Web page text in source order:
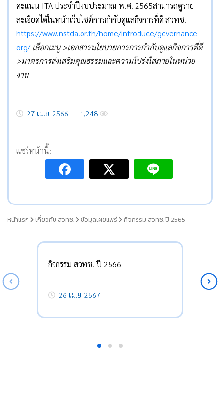
คะแนน ITA ประจำปีงบประมาณ พ.ศ. 2565สามารถดูราย
ละเอียดได้ในหน้าเว็บไซต์การกำกับดูแลกิจการที่ดี สวทช.
https://www.nstda.or.th/home/introduce/governance-
org/ เลือกเมนู >เอกสารนโยบายการการกำกับดูแลกิจการที่ดี
>มาตรการส่งเสริมคุณธรรมและความโปร่งใสภายในหน่วย
งาน
27 เม.ย. 2566 1,248
แชร์หน้านี้:
หน้าแรก เกี่ยวกับ สวทช. ข้อมูลเผยแพร่ กิจกรรม สวทช. ปี 2565
กิจกรรม สวทช. ปี 2566
26 เม.ย. 2567